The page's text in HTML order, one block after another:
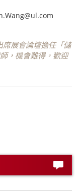
席展會論壇擔任「儲
，機會難得，歡迎